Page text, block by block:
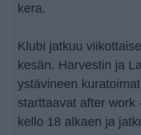
kera.
Klubi jatkuu
kesän. Harvestin ja
ystävineen
starttaavat after work
kello 18 alkaen ja